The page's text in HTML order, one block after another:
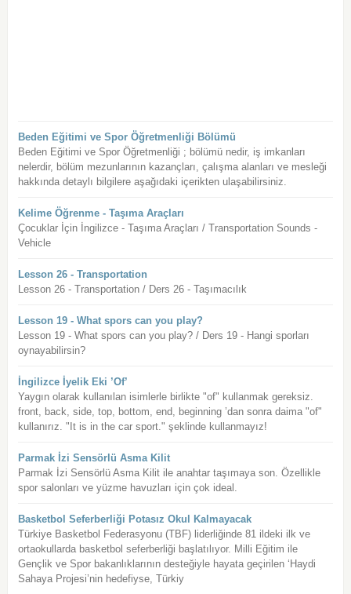
Beden Eğitimi ve Spor Öğretmenliği Bölümü
Beden Eğitimi ve Spor Öğretmenliği ; bölümü nedir, iş imkanları
nelerdir, bölüm mezunlarının kazançları, çalışma alanları ve mesleği
hakkında detaylı bilgilere aşağıdaki içerikten ulaşabilirsiniz.
Kelime Öğrenme - Taşıma Araçları
Çocuklar İçin İngilizce - Taşıma Araçları / Transportation Sounds -
Vehicle
Lesson 26 - Transportation
Lesson 26 - Transportation / Ders 26 - Taşımacılık
Lesson 19 - What spors can you play?
Lesson 19 - What spors can you play? / Ders 19 - Hangi sporları
oynayabilirsin?
İngilizce İyelik Eki ’Of’
Yaygın olarak kullanılan isimlerle birlikte "of" kullanmak gereksiz.
front, back, side, top, bottom, end, beginning ’dan sonra daima "of"
kullanırız. "It is in the car sport." şeklinde kullanmayız!
Parmak İzi Sensörlü Asma Kilit
Parmak İzi Sensörlü Asma Kilit ile anahtar taşımaya son. Özellikle
spor salonları ve yüzme havuzları için çok ideal.
Basketbol Seferberliği Potasız Okul Kalmayacak
Türkiye Basketbol Federasyonu (TBF) liderliğinde 81 ildeki ilk ve
ortaokullarda basketbol seferberliği başlatılıyor. Milli Eğitim ile
Gençlik ve Spor bakanlıklarının desteğiyle hayata geçirilen ‘Haydi
Sahaya Projesi’nin hedefiyse, Türkiy